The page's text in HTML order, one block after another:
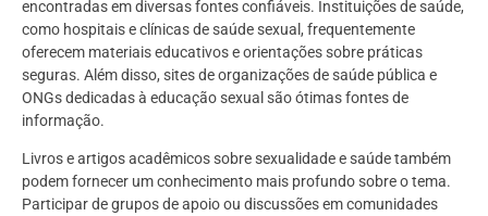
encontradas em diversas fontes confiáveis. Instituições de saúde,
como hospitais e clínicas de saúde sexual, frequentemente
oferecem materiais educativos e orientações sobre práticas
seguras. Além disso, sites de organizações de saúde pública e
ONGs dedicadas à educação sexual são ótimas fontes de
informação.
Livros e artigos acadêmicos sobre sexualidade e saúde também
podem fornecer um conhecimento mais profundo sobre o tema.
Participar de grupos de apoio ou discussões em comunidades